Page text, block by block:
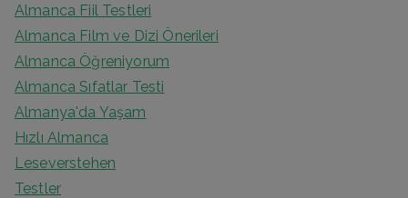
Almanca Fiil Testleri
Almanca Film ve Dizi Önerileri
Almanca Öğreniyorum
Almanca Sıfatlar Testi
Almanya'da Yaşam
Hızlı Almanca
Leseverstehen
Testler